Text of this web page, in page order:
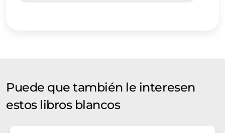
Puede que también le interesen
estos libros blancos